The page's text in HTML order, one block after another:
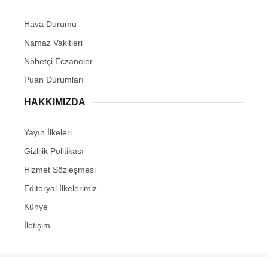
Hava Durumu
Namaz Vakitleri
Nöbetçi Eczaneler
Puan Durumları
HAKKIMIZDA
Yayın İlkeleri
Gizlilik Politikası
Hizmet Sözleşmesi
Editoryal İlkelerimiz
Künye
İletişim